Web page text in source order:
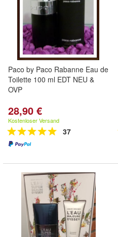
Paco by Paco Rabanne Eau de
Toilette 100 ml EDT NEU &
OVP
28,90 €
Kostenloser Versand
37